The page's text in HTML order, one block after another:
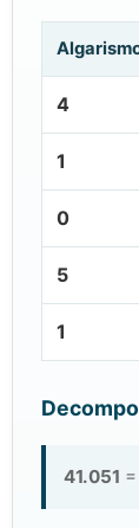
4
1
0
5
1
41.051